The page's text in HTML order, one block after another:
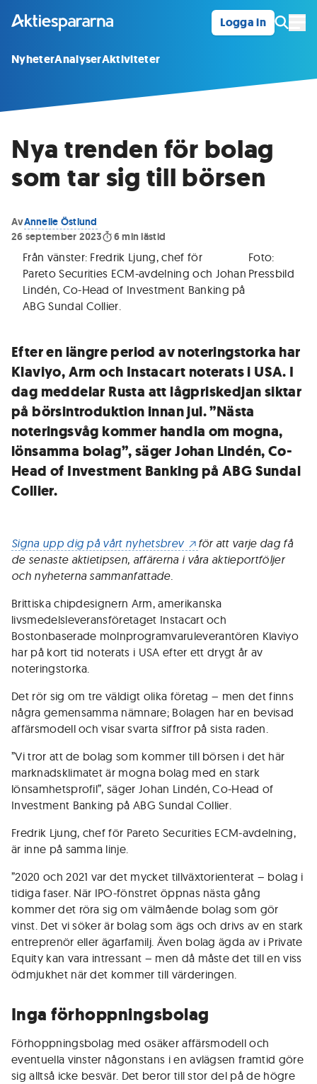
Logga in
NyheterAnalyserAktiviteter
Nya trenden för bolag
som tar sig till börsen
AvAnnelie Östlund
26 september 2023
6min lästid
Från vänster: Fredrik Ljung, chef för
Pareto Securities ECM-avdelning och Johan
Lindén, Co-Head of Investment Banking på
ABG Sundal Collier.
Foto:
Pressbild
Efter en längre period av noteringstorka har
Klaviyo, Arm och Instacart noterats i USA. I
dag meddelar Rusta att lågpriskedjan siktar
på börsintroduktion innan jul. ”Nästa
noteringsvåg kommer handla om mogna,
lönsamma bolag”, säger Johan Lindén, Co-
Head of Investment Banking på ABG Sundal
Collier.
Signa upp dig på vårt nyhetsbrev
för att varje dag få
de senaste aktietipsen, affärerna i våra aktieportföljer
och nyheterna sammanfattade.
Brittiska chipdesignern Arm, amerikanska
livsmedelsleveransföretaget Instacart och
Bostonbaserade molnprogramvaruleverantören Klaviyo
har på kort tid noterats i USA efter ett drygt år av
noteringstorka.
Det rör sig om tre väldigt olika företag – men det finns
några gemensamma nämnare; Bolagen har en bevisad
affärsmodell och visar svarta siffror på sista raden.
”Vi tror att de bolag som kommer till börsen i det här
marknadsklimatet är mogna bolag med en stark
lönsamhetsprofil”, säger Johan Lindén, Co-Head of
Investment Banking på ABG Sundal Collier.
Fredrik Ljung, chef för Pareto Securities ECM-avdelning,
är inne på samma linje.
”2020 och 2021 var det mycket tillväxtorienterat – bolag i
tidiga faser. När IPO-fönstret öppnas nästa gång
kommer det röra sig om välmående bolag som gör
vinst. Det vi söker är bolag som ägs och drivs av en stark
entreprenör eller ägarfamilj. Även bolag ägda av i Private
Equity kan vara intressant – men då måste det till en viss
ödmjukhet när det kommer till värderingen.
Inga förhoppningsbolag
Förhoppningsbolag med osäker affärsmodell och
eventuella vinster någonstans i en avlägsen framtid göre
sig alltså icke besvär. Det beror till stor del på de högre